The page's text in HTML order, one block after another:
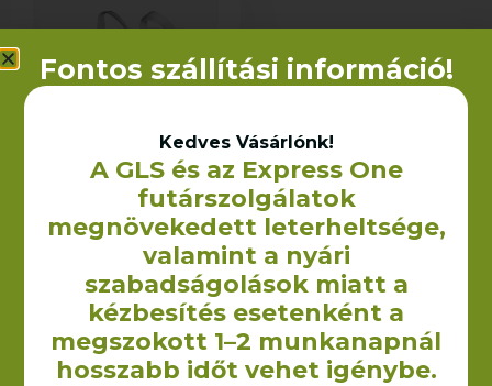
Non-woven bevásárlótáska
– 36×40 cm (70 g/m2)
+ÁFA
OPCIÓK VÁLASZTÁSA
Fontos szállítási információ!
Kedves Vásárlónk!
A GLS és az Express One
futárszolgálatok
megnövekedett leterheltsége,
valamint a nyári
szabadságolások miatt a
kézbesítés esetenként a
megszokott 1–2 munkanapnál
hosszabb időt vehet igénybe.